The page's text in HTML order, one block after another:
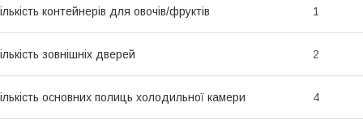
контейнерів для овочів/фруктів 1
зовнішніх дверей 2
основних полиць холодильної камери 4